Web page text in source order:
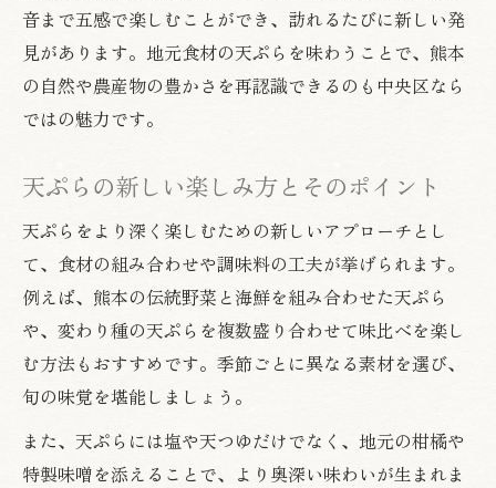
旬を感じる天ぷらの美味しさを探る
音まで五感で楽しむことができ、訪れるたびに新しい発
見があります。地元食材の天ぷらを味わうことで、熊本
の自然や農産物の豊かさを再認識できるのも中央区なら
ではの魅力です。
天ぷらの新しい楽しみ方とそのポイント
天ぷらをより深く楽しむための新しいアプローチとし
て、食材の組み合わせや調味料の工夫が挙げられます。
例えば、熊本の伝統野菜と海鮮を組み合わせた天ぷら
や、変わり種の天ぷらを複数盛り合わせて味比べを楽し
む方法もおすすめです。季節ごとに異なる素材を選び、
旬の味覚を堪能しましょう。
また、天ぷらには塩や天つゆだけでなく、地元の柑橘や
特製味噌を添えることで、より奥深い味わいが生まれま